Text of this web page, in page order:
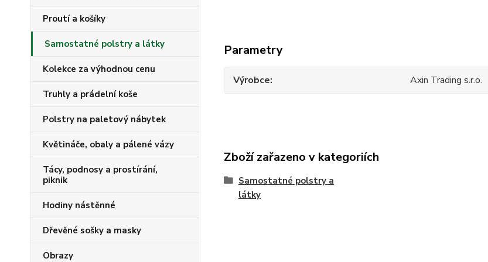
Proutí a košíky
Samostatné polstry a látky
Kolekce za výhodnou cenu
Truhly a prádelní koše
Polstry na paletový nábytek
Květináče, obaly a pálené vázy
Tácy, podnosy a prostírání,
piknik
Hodiny nástěnné
Dřevěné sošky a masky
Obrazy
Parametry
Výrobce Axin Trading s.r.o.
Zboží zařazeno v kategoriích
Samostatné polstry a
látky